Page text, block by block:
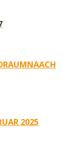
2025